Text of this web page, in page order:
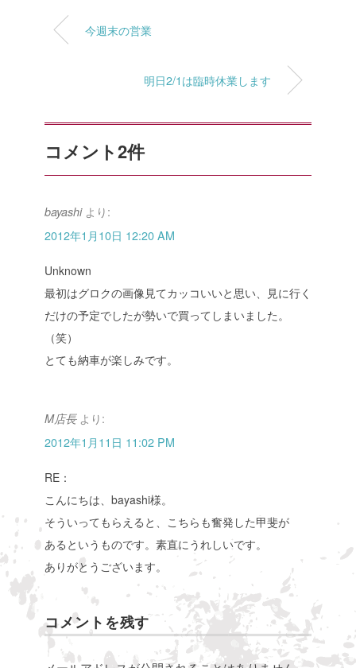
今週末の営業
明日2/1は臨時休業します
コメント2件
bayashi より:
2012年1月10日 12:20 AM
Unknown
最初はグロクの画像見てカッコいいと思い、見に行く
だけの予定でしたが勢いで買ってしまいました。
（笑）
とても納車が楽しみです。
M店長 より:
2012年1月11日 11:02 PM
RE：
こんにちは、bayashi様。
そういってもらえると、こちらも奮発した甲斐が
あるというものです。素直にうれしいです。
ありがとうございます。
コメントを残す